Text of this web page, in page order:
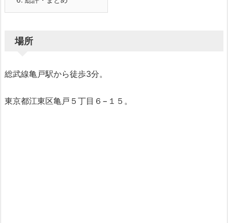
場所
総武線亀戸駅から徒歩3分。
東京都江東区亀戸５丁目６−１５。